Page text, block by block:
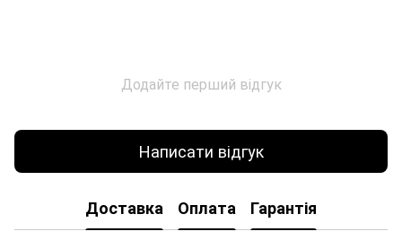
Додайте перший відгук
Написати відгук
Доставка Оплата Гарантія